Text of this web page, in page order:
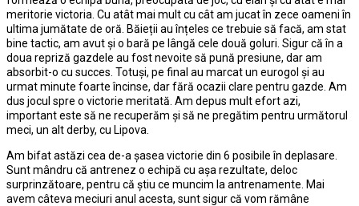
meritorie victoria. Cu atât mai mult cu cât am jucat în zece oameni în
ultima jumătate de oră. Băieții au înțeles ce trebuie să facă, am stat
bine tactic, am avut și o bară pe lângă cele două goluri. Sigur că în a
doua repriză gazdele au fost nevoite să pună presiune, dar am
absorbit-o cu succes. Totuși, pe final au marcat un eurogol și au
urmat minute foarte încinse, dar fără ocazii clare pentru gazde. Am
dus jocul spre o victorie meritată. Am depus mult efort azi,
important este să ne recuperăm și să ne pregătim pentru următorul
meci, un alt derby, cu Lipova.
Am bifat astăzi cea de-a șasea victorie din 6 posibile în deplasare.
Sunt mândru că antrenez o echipă cu așa rezultate, deloc
surprinzătoare, pentru că știu ce muncim la antrenamente. Mai
avem câteva meciuri anul acesta, sunt sigur că vom rămâne